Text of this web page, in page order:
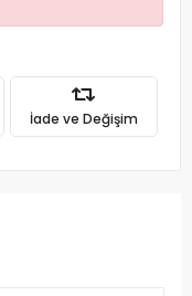
İade ve Değişim